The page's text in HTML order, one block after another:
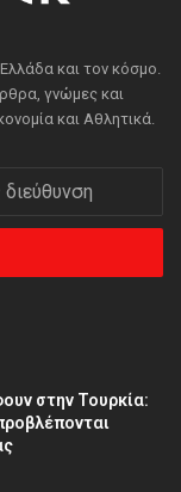
και τον κόσμο.
γνώμες και
και Αθλητικά.
στην Τουρκία: